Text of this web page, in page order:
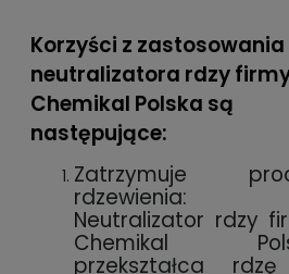
Korzyści z zastosowania
neutralizatora rdzy
Chemikal Polska są
następujące:
Zatrzymuje
rdzewienia:
Neutralizator rdzy
Chemikal
przekształca